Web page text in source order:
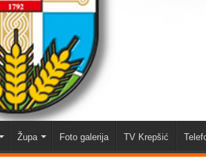
Župa Foto galerija TV Krepšić